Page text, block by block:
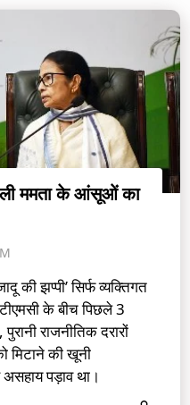
ममता के आंसूओं का
की झप्पी’ सिर्फ व्यक्तिगत
के बीच पिछले 3
राजनीतिक दरारों
की खूनी
पड़ाव था।